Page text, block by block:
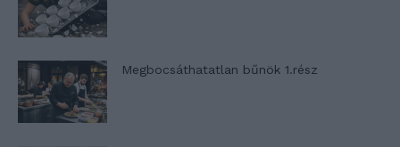
Megbocsáthatatlan bűnök 1.rész